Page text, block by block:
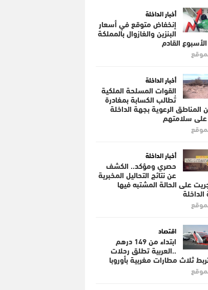
أخبار الداخلة
إنخفاض متوقع في أسعار
البنزين والغازوال بالمملكة
القادم
أخبار الداخلة
القوات المسلحة الملكية
تُطالب الكسابة بمغادرة
الرعوية بجهة الداخلة
على سلامتهم
أخبار الداخلة
حصري ومؤكد.. الكشف
عن نتائج التحاليل المخبرية
على الحالة المشتبه فيها
اقتصاد
ابتداء من 149 درهم
..العربية تطلق رحلات
ثلاث مطارات مغربية بأوروبا